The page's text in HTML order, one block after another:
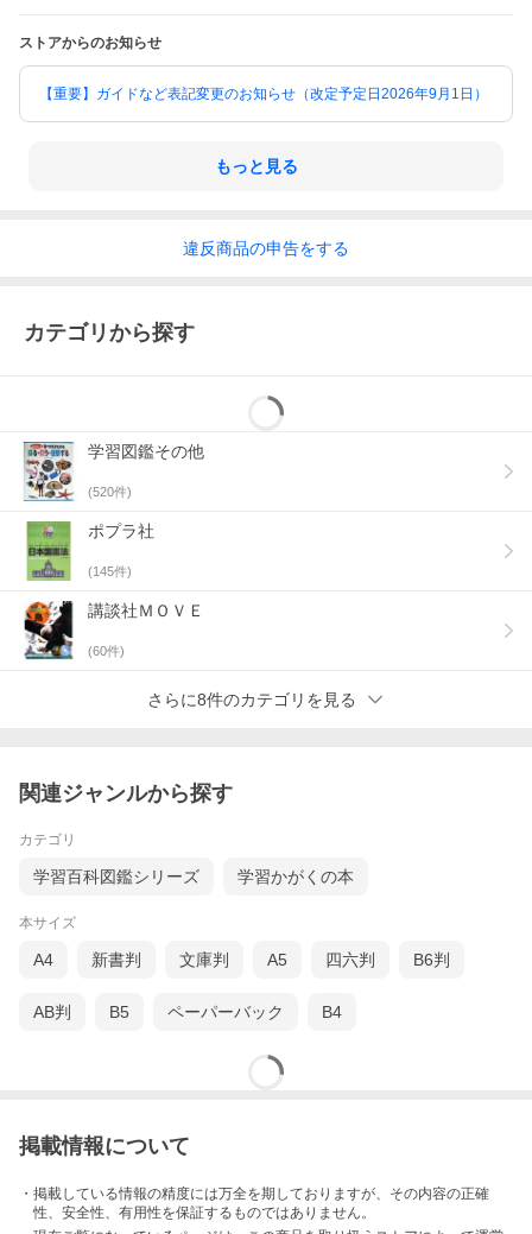
ストアからのお知らせ
【重要】ガイドなど表記変更のお知らせ（改定予定日2026年9月1日）
もっと見る
違反商品の申告をする
カテゴリから探す
学習図鑑その他
(520件)
ポプラ社
(145件)
講談社ＭＯＶＥ
(60件)
さらに8件のカテゴリを見る
関連ジャンルから探す
カテゴリ
学習百科図鑑シリーズ 学習かがくの本
本サイズ
A4 新書判 文庫判 A5 四六判 B6判
AB判 B5 ペーパーバック B4
掲載情報について
・掲載している情報の精度には万全を期しておりますが、その内容の正確
性、安全性、有用性を保証するものではありません。